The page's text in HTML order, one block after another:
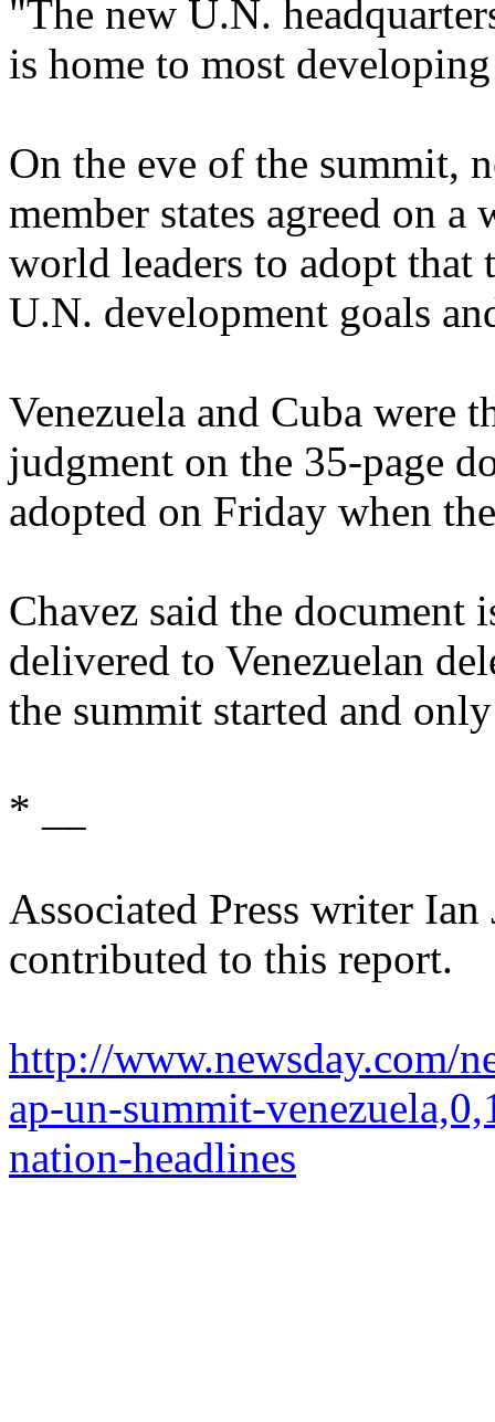
"The new U.N.
is home to most
On the eve of the summit,
member states agreed on
world leaders to adopt that
U.N. development goals
Venezuela and Cuba were
judgment on the 35-page
adopted on Friday when
Chavez said the document
delivered to Venezuelan
the summit started and
* __
Associated Press writer Ian
contributed to this report.
http://www.newsday.com/
ap-un-summit-
nation-headlines